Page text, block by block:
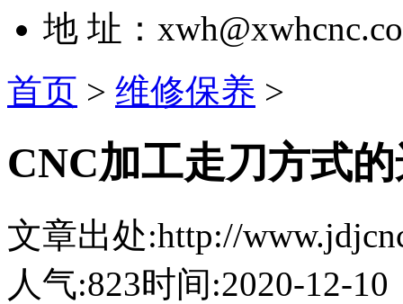
地 址：
首页 > 维修保养 >
CNC加工走刀方式
文章出处:http://
人气:823时间:2020-12-10